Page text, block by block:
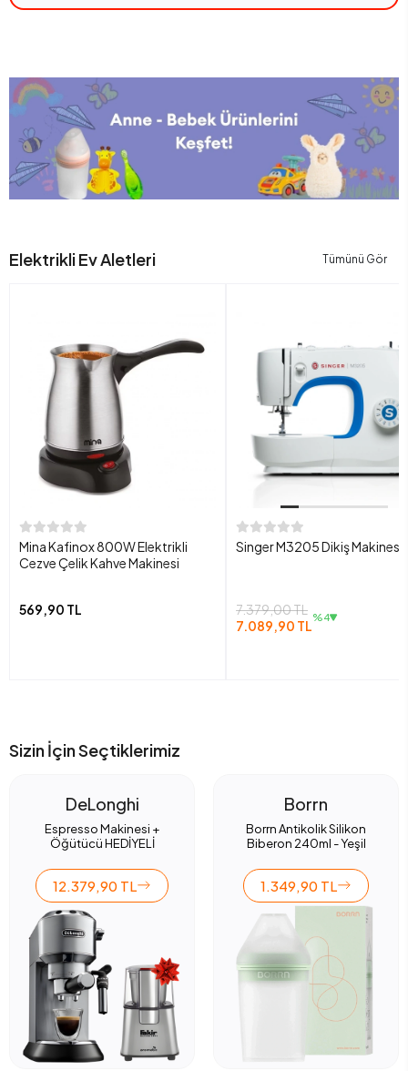
Elektrikli Ev Aletleri Tümünü Gör
Mina Kafinox 800W Elektrikli
Cezve Çelik Kahve Makinesi
569,90 TL
Singer M3205 Dikiş Makinesi
7.379,00 TL
7.089,90 TL %4
Sizin İçin Seçtiklerimiz
DeLonghi
Espresso Makinesi +
Öğütücü HEDİYELİ
12.379,90 TL
Borrn
Borrn Antikolik Silikon
Biberon 240ml - Yeşil
1.349,90 TL